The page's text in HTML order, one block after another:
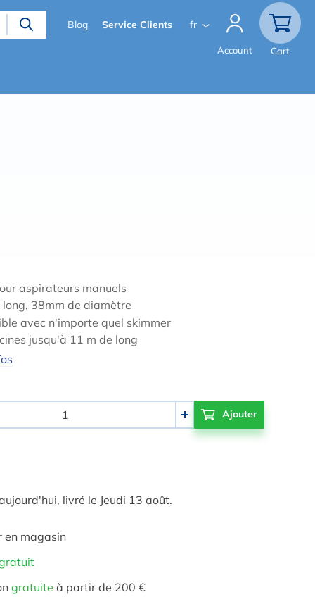
Secondary
Blog Service Clients fr
Account Cart
aspirateurs manuels
long, 38mm de diamètre
avec n'importe quel skimmer
jusqu'à 11 m de long
+
livré le Jeudi 13 août.
en magasin
gratuite à partir de 200 €